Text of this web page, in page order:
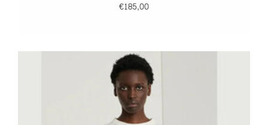
€185,00